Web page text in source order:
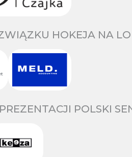
HOKEJA NA
POLSKI